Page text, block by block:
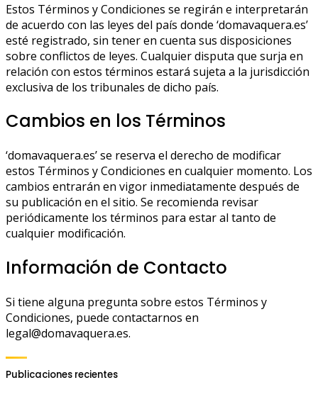
Estos Términos y Condiciones se regirán e interpretarán
de acuerdo con las leyes del país donde ‘domavaquera.es’
esté registrado, sin tener en cuenta sus disposiciones
sobre conflictos de leyes. Cualquier disputa que surja en
relación con estos términos estará sujeta a la jurisdicción
exclusiva de los tribunales de dicho país.
Cambios en los Términos
‘domavaquera.es’ se reserva el derecho de modificar
estos Términos y Condiciones en cualquier momento. Los
cambios entrarán en vigor inmediatamente después de
su publicación en el sitio. Se recomienda revisar
periódicamente los términos para estar al tanto de
cualquier modificación.
Información de Contacto
Si tiene alguna pregunta sobre estos Términos y
Condiciones, puede contactarnos en
legal@domavaquera.es.
Publicaciones recientes